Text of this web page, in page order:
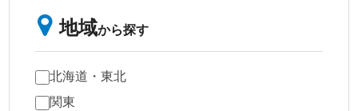
地域から探す
北海道・東北
関東